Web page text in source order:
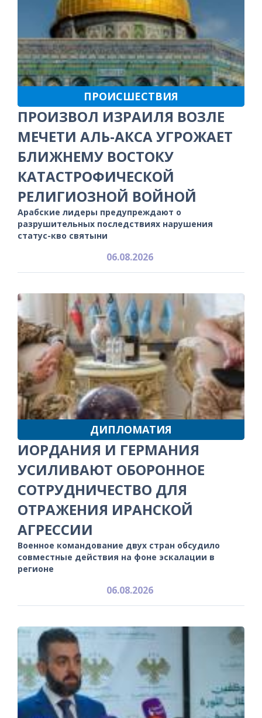
ПРОИСШЕСТВИЯ
ПРОИЗВОЛ ИЗРАИЛЯ ВОЗЛЕ
МЕЧЕТИ АЛЬ-АКСА УГРОЖАЕТ
БЛИЖНЕМУ ВОСТОКУ
КАТАСТРОФИЧЕСКОЙ
РЕЛИГИОЗНОЙ ВОЙНОЙ
Арабские лидеры предупреждают о
разрушительных последствиях нарушения
статус-кво святыни
06.08.2026
ДИПЛОМАТИЯ
ИОРДАНИЯ И ГЕРМАНИЯ
УСИЛИВАЮТ ОБОРОННОЕ
СОТРУДНИЧЕСТВО ДЛЯ
ОТРАЖЕНИЯ ИРАНСКОЙ
АГРЕССИИ
Военное командование двух стран обсудило
совместные действия на фоне эскалации в
регионе
06.08.2026